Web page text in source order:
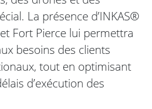
La présence d’INKAS®
Fort Pierce lui permettra
besoins des clients
tout en optimisant
d’exécution des